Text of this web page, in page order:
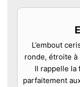
L’embout
ronde, étroite à
Il rappelle la
parfaitement